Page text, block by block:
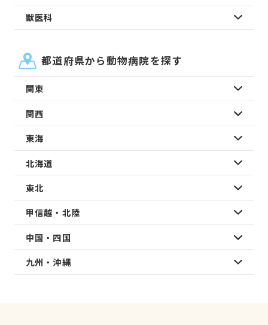
獣医科
都道府県から動物病院を探す
関東
関西
東海
北海道
東北
甲信越・北陸
中国・四国
九州・沖縄